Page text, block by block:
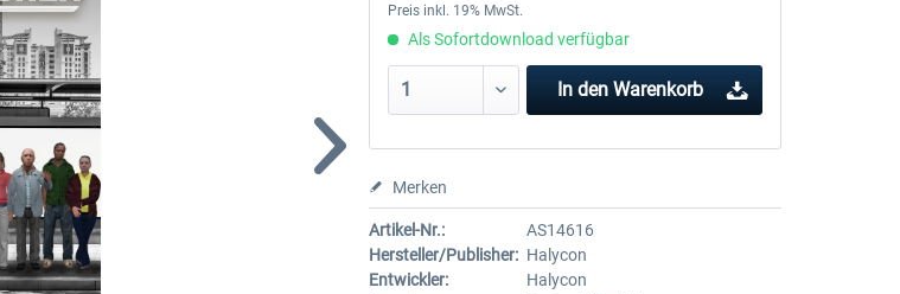
Preis inkl. 19% MwSt.
Als Sofortdownload verfügbar
In den Warenkorb
Merken
Artikel-Nr.:
AS14616
Hersteller/Publisher: Halycon
Entwickler:
Halycon